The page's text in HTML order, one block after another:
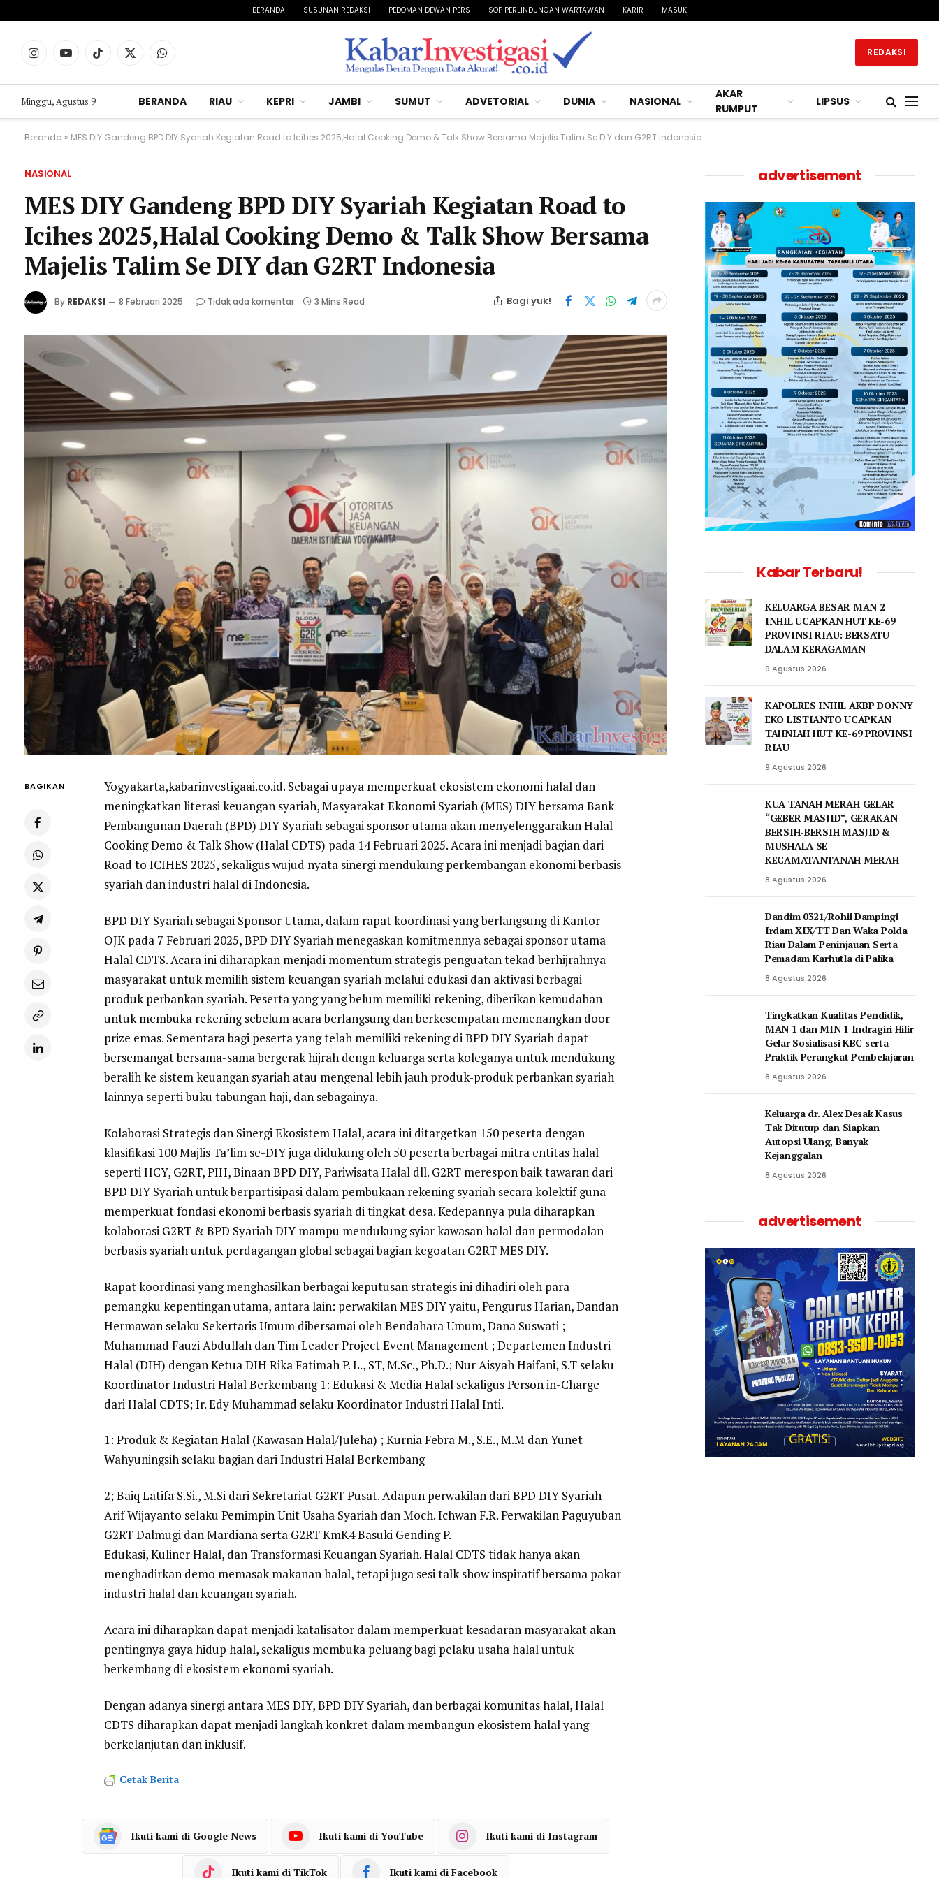
BERANDA SUSUNAN REDAKSI PEDOMAN DEWAN PERS SOP PERLINDUNGAN WARTAWAN KARIR MASUK
InstagramYouTubeTikTokX
WhatsApp REDAKSI
Minggu, Agustus 9 BERANDA RIAU KEPRI JAMBI SUMUT ADVETORIAL DUNIA NASIONAL
AKAR
RUMPUT
LIPSUS
Beranda » MES DIY Gandeng BPD DIY Syariah Kegiatan Road to Icihes 2025,Halal Cooking Demo & Talk Show Bersama Majelis Talim Se DIY dan G2RT Indonesia
NASIONAL
MES DIY Gandeng BPD DIY Syariah Kegiatan Road to
Icihes 2025,Halal Cooking Demo & Talk Show Bersama
Majelis Talim Se DIY dan G2RT Indonesia
By REDAKSI 8 Februari 2025 Tidak ada komentar 3 Mins Read Bagi yuk!
BAGIKAN
Yogyakarta,kabarinvestigaai.co.id. Sebagai upaya memperkuat ekosistem ekonomi halal dan
meningkatkan literasi keuangan syariah, Masyarakat Ekonomi Syariah (MES) DIY bersama Bank
Pembangunan Daerah (BPD) DIY Syariah sebagai sponsor utama akan menyelenggarakan Halal
Cooking Demo & Talk Show (Halal CDTS) pada 14 Februari 2025. Acara ini menjadi bagian dari
Road to ICIHES 2025, sekaligus wujud nyata sinergi mendukung perkembangan ekonomi berbasis
syariah dan industri halal di Indonesia.
BPD DIY Syariah sebagai Sponsor Utama, dalam rapat koordinasi yang berlangsung di Kantor
OJK pada 7 Februari 2025, BPD DIY Syariah menegaskan komitmennya sebagai sponsor utama
Halal CDTS. Acara ini diharapkan menjadi momentum strategis penguatan tekad berhijrahnya
masyarakat untuk memilih sistem keuangan syariah melalui edukasi dan aktivasi berbagai
produk perbankan syariah. Peserta yang yang belum memiliki rekening, diberikan kemudahan
untuk membuka rekening sebelum acara berlangsung dan berkesempatan memenangkan door
prize emas. Sementara bagi peserta yang telah memiliki rekening di BPD DIY Syariah dapat
bersemangat bersama-sama bergerak hijrah dengn keluarga serta koleganya untuk mendukung
beralih ke sistem keuangan syariah atau mengenal lebih jauh produk-produk perbankan syariah
lainnya seperti buku tabungan haji, dan sebagainya.
Kolaborasi Strategis dan Sinergi Ekosistem Halal, acara ini ditargetkan 150 peserta dengan
klasifikasi 100 Majlis Ta’lim se-DIY juga didukung oleh 50 peserta berbagai mitra entitas halal
seperti HCY, G2RT, PIH, Binaan BPD DIY, Pariwisata Halal dll. G2RT merespon baik tawaran dari
BPD DIY Syariah untuk berpartisipasi dalam pembukaan rekening syariah secara kolektif guna
memperkuat fondasi ekonomi berbasis syariah di tingkat desa. Kedepannya pula diharapkan
kolaborasi G2RT & BPD Syariah DIY mampu mendukung syiar kawasan halal dan permodalan
berbasis syariah untuk perdagangan global sebagai bagian kegoatan G2RT MES DIY.
Rapat koordinasi yang menghasilkan berbagai keputusan strategis ini dihadiri oleh para
pemangku kepentingan utama, antara lain: perwakilan MES DIY yaitu, Pengurus Harian, Dandan
Hermawan selaku Sekertaris Umum dibersamai oleh Bendahara Umum, Dana Suswati ;
Muhammad Fauzi Abdullah dan Tim Leader Project Event Management ; Departemen Industri
Halal (DIH) dengan Ketua DIH Rika Fatimah P. L., ST, M.Sc., Ph.D.; Nur Aisyah Haifani, S.T selaku
Koordinator Industri Halal Berkembang 1: Edukasi & Media Halal sekaligus Person in-Charge
dari Halal CDTS; Ir. Edy Muhammad selaku Koordinator Industri Halal Inti.
1: Produk & Kegiatan Halal (Kawasan Halal/Juleha) ; Kurnia Febra M., S.E., M.M dan Yunet
Wahyuningsih selaku bagian dari Industri Halal Berkembang
2; Baiq Latifa S.Si., M.Si dari Sekretariat G2RT Pusat. Adapun perwakilan dari BPD DIY Syariah
Arif Wijayanto selaku Pemimpin Unit Usaha Syariah dan Moch. Ichwan F.R. Perwakilan Paguyuban
G2RT Dalmugi dan Mardiana serta G2RT KmK4 Basuki Gending P.
Edukasi, Kuliner Halal, dan Transformasi Keuangan Syariah. Halal CDTS tidak hanya akan
menghadirkan demo memasak makanan halal, tetapi juga sesi talk show inspiratif bersama pakar
industri halal dan keuangan syariah.
Acara ini diharapkan dapat menjadi katalisator dalam memperkuat kesadaran masyarakat akan
pentingnya gaya hidup halal, sekaligus membuka peluang bagi pelaku usaha halal untuk
berkembang di ekosistem ekonomi syariah.
Dengan adanya sinergi antara MES DIY, BPD DIY Syariah, dan berbagai komunitas halal, Halal
CDTS diharapkan dapat menjadi langkah konkret dalam membangun ekosistem halal yang
berkelanjutan dan inklusif.
Cetak Berita
Ikuti kami di Google News Ikuti kami di YouTube Ikuti kami di Instagram
Ikuti kami di TikTok Ikuti kami di Facebook
advertisement
Kabar Terbaru!
KELUARGA BESAR MAN 2
INHIL UCAPKAN HUT KE-69
PROVINSI RIAU: BERSATU
DALAM KERAGAMAN
9 Agustus 2026
KAPOLRES INHIL AKBP DONNY
EKO LISTIANTO UCAPKAN
TAHNIAH HUT KE-69 PROVINSI
RIAU
9 Agustus 2026
KUA TANAH MERAH GELAR
“GEBER MASJID”, GERAKAN
BERSIH-BERSIH MASJID &
MUSHALA SE-
KECAMATANTANAH MERAH
8 Agustus 2026
Dandim 0321/Rohil Dampingi
Irdam XIX/TT Dan Waka Polda
Riau Dalam Peninjauan Serta
Pemadam Karhutla di Palika
8 Agustus 2026
Tingkatkan Kualitas Pendidik,
MAN 1 dan MIN 1 Indragiri Hilir
Gelar Sosialisasi KBC serta
Praktik Perangkat Pembelajaran
8 Agustus 2026
Keluarga dr. Alex Desak Kasus
Tak Ditutup dan Siapkan
Autopsi Ulang, Banyak
Kejanggalan
8 Agustus 2026
advertisement